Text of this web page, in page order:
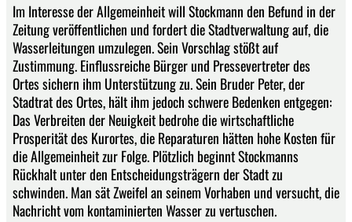
Im Interesse der Allgemeinheit will Stockmann den Befund in der
Zeitung veröffentlichen und fordert die Stadtverwaltung auf, die
Wasserleitungen umzulegen. Sein Vorschlag stößt auf
Zustimmung. Einflussreiche Bürger und Pressevertreter des
Ortes sichern ihm Unterstützung zu. Sein Bruder Peter, der
Stadtrat des Ortes, hält ihm jedoch schwere Bedenken entgegen:
Das Verbreiten der Neuigkeit bedrohe die wirtschaftliche
Prosperität des Kurortes, die Reparaturen hätten hohe Kosten für
die Allgemeinheit zur Folge. Plötzlich beginnt Stockmanns
Rückhalt unter den Entscheidungsträgern der Stadt zu
schwinden. Man sät Zweifel an seinem Vorhaben und versucht, die
Nachricht vom kontaminierten Wasser zu vertuschen.